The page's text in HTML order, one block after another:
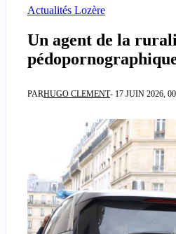
Actualités Lozère
Un agent de la
PARHUGO CLEMENT- 17 JUIN 2026,